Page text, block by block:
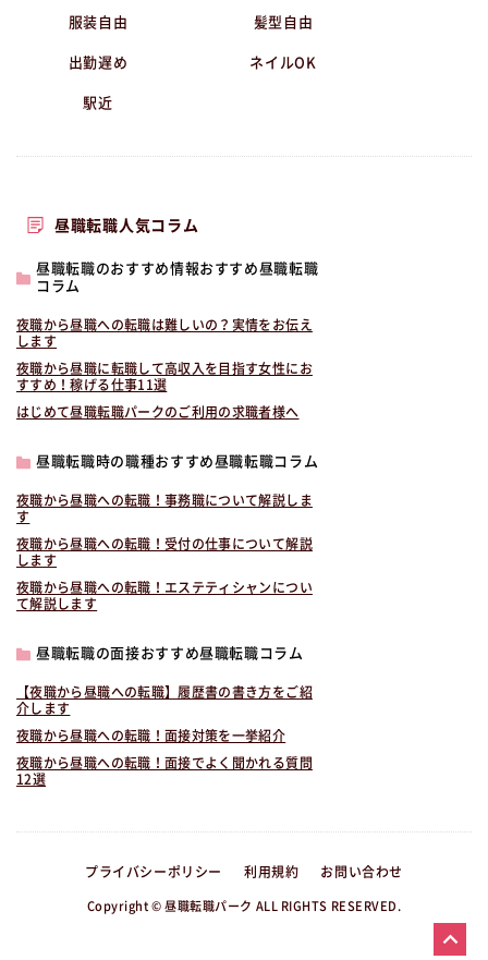
服装自由 髪型自由
出勤遅め ネイルOK
駅近
昼職転職人気コラム
昼職転職のおすすめ情報おすすめ昼職転職
コラム
夜職から昼職への転職は難しいの？実情をお伝え
します
夜職から昼職に転職して高収入を目指す女性にお
すすめ！稼げる仕事11選
はじめて昼職転職パークのご利用の求職者様へ
昼職転職時の職種おすすめ昼職転職コラム
夜職から昼職への転職！事務職について解説しま
す
夜職から昼職への転職！受付の仕事について解説
します
夜職から昼職への転職！エステティシャンについ
て解説します
昼職転職の面接おすすめ昼職転職コラム
【夜職から昼職への転職】履歴書の書き方をご紹
介します
夜職から昼職への転職！面接対策を一挙紹介
夜職から昼職への転職！面接でよく聞かれる質問
12選
プライバシーポリシー 利用規約 お問い合わせ
Copyright © 昼職転職パーク ALL RIGHTS RESERVED.